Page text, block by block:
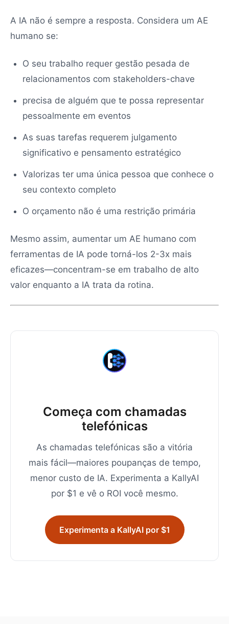
A IA não é sempre a resposta. Considera um AE
humano se:
O seu trabalho requer gestão pesada de
relacionamentos com stakeholders-chave
precisa de alguém que te possa representar
pessoalmente em eventos
As suas tarefas requerem julgamento
significativo e pensamento estratégico
Valorizas ter uma única pessoa que conhece o
seu contexto completo
O orçamento não é uma restrição primária
Mesmo assim, aumentar um AE humano com
ferramentas de IA pode torná-los 2-3x mais
eficazes—concentram-se em trabalho de alto
valor enquanto a IA trata da rotina.
Começa com chamadas
telefónicas
As chamadas telefónicas são a vitória
mais fácil—maiores poupanças de tempo,
menor custo de IA. Experimenta a KallyAI
por $1 e vê o ROI você mesmo.
Experimenta a KallyAI por $1